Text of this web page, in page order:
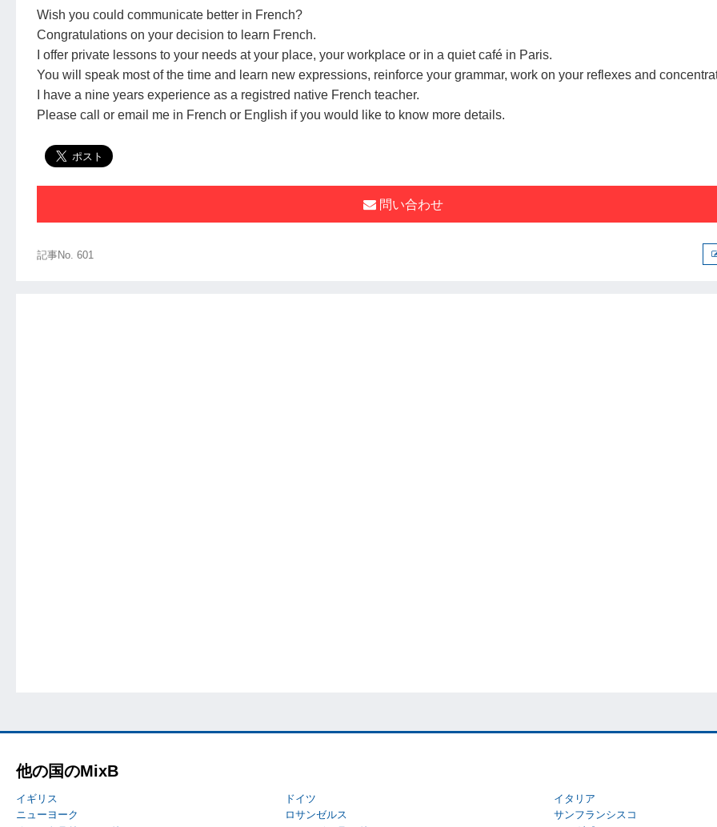
Wish you could communicate better in French?
Congratulations on your decision to learn French.
I offer private lessons to your needs at your place, your workplace or in a quiet café in Paris.
You will speak most of the time and learn new expressions, reinforce your grammar, work on your reflexes and
I have a nine years experience as a registred native French teacher.
Please call or email me in French or English if you would like to know more details.
問い合わせ
記事No. 601
他の国のMixB
イギリス ドイツ イタリア
ニューヨーク
ロサンゼルス サンフランシスコ